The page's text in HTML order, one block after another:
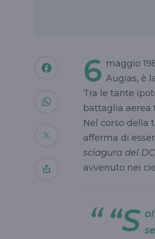
6 maggio
Augias, è
Tra le tante
battaglia aerea
Nel corso della
afferma di
sciagura del
avvenuto nei
“S